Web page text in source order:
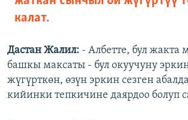
калат.
Дастан Жалил: - Албетте, бул жакта
башкы максаты - бул окуучуну
жүгүрткөн, өзүн эркин сезген
кийинки тепкичине даярдоо болуп